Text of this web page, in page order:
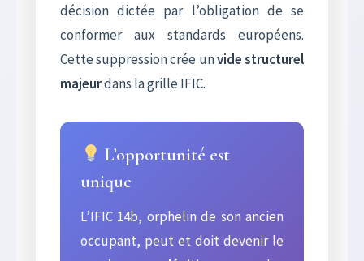
décision dictée par l’obligation de se
conformer aux standards européens.
Cette suppression crée unvide structurel
majeurdans la grille IFIC.
L’opportunité est
unique
L’IFIC 14b, orphelin de son ancien
occupant, peut et doit devenir le